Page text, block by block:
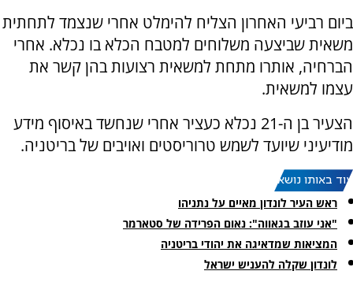
ביום רביעי האחרון הצליח להימלט אחרי שנצמד לתחתית
משאית שביצעה משלוחים למטבח הכלא בו נכלא. אחרי
הברחיה, אותרו מתחת למשאית רצועות בהן קשר את
עצמו למשאית.
הצעיר בן ה-21 נכלא כעציר אחרי שנחשד באיסוף מידע
מודיעיני שיועד לשמש טרוריסטים ואויבים של בריטניה.
עוד באותו נושא:
ראש העיר לונדון מאיים על נתניהו
"אני עוזב בגאווה": נאום הפרידה של סטארמר
המציאות שמדאיגה את יהודי בריטניה
לונדון שקלה להעניש ישראל